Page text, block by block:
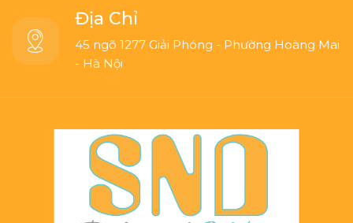
Địa Chỉ
45 ngõ 1277 Giải Phóng - Phường Hoàng Mai
- Hà Nội